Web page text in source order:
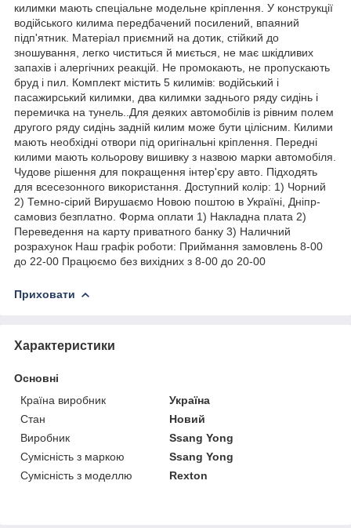
килимки мають спеціальне модельне кріплення. У конструкції
водійського килима передбачений посилений, впаяний
підп'ятник. Матеріал приємний на дотик, стійкий до
зношування, легко чиститься й миється, не має шкідливих
запахів і алергічних реакцій. Не промокають, не пропускають
бруд і пил. Комплект містить 5 килимів: водійський і
пасажирський килимки, два килимки заднього ряду сидінь і
перемичка на тунель..Для деяких автомобілів із рівним полем
другого ряду сидінь задній килим може бути цілісним. Килими
мають необхідні отвори під оригінальні кріплення. Передні
килими мають кольорову вишивку з назвою марки автомобіля.
Чудове рішення для покращення інтер'єру авто. Підходять
для всесезонного використання. Доступний колір: 1) Чорний
2) Темно-сірий Вирушаємо Новою поштою в Україні, Дніпр-
самовиз безплатно. Форма оплати 1) Накладна плата 2)
Переведення на карту приватного банку 3) Наличний
розрахунок Наш графік роботи: Приймання замовлень 8-00
до 22-00 Працюємо без вихідних з 8-00 до 20-00
Приховати
Характеристики
Основні
Країна виробник
Україна
Стан
Новий
Виробник
Ssang Yong
Сумісність з маркою
Ssang Yong
Сумісність з моделлю
Rexton